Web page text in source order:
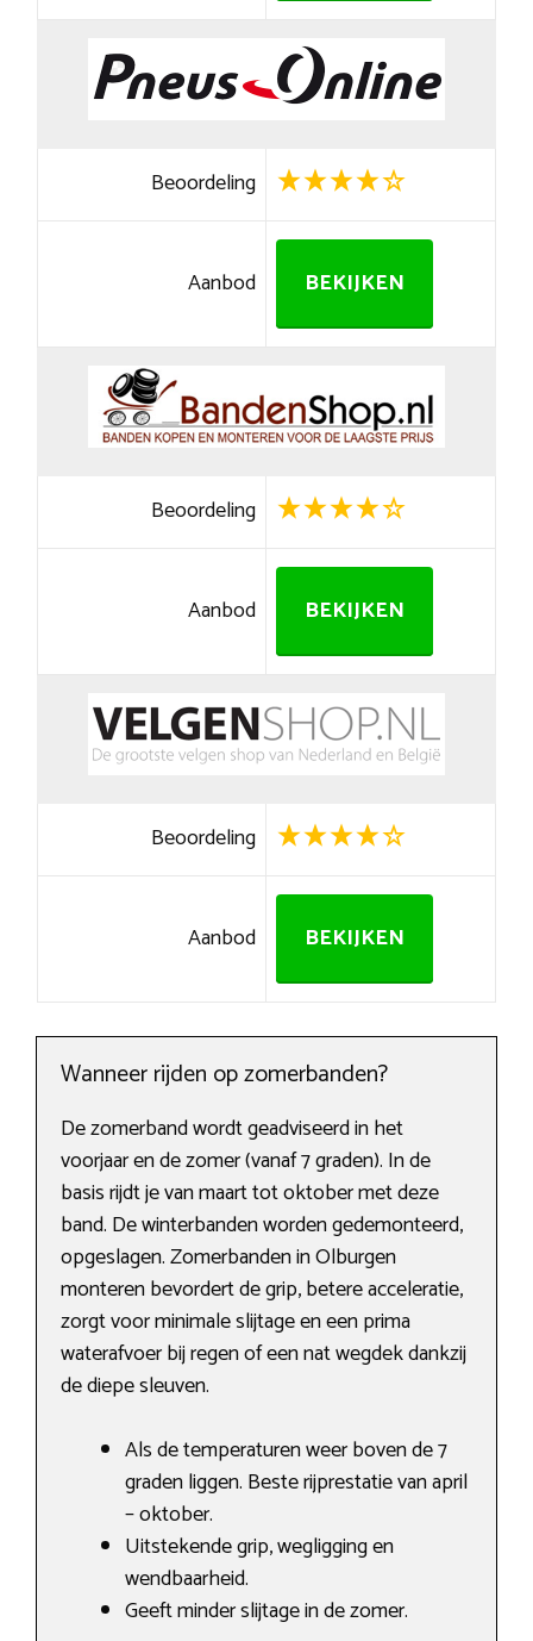
Beoordeling
Aanbod BEKIJKEN
Beoordeling
Aanbod BEKIJKEN
Beoordeling
Aanbod BEKIJKEN
Wanneer rijden op zomerbanden?
De zomerband wordt geadviseerd in het
voorjaar en de zomer (vanaf 7 graden). In de
basis rijdt je van maart tot oktober met deze
band. De winterbanden worden gedemonteerd,
opgeslagen. Zomerbanden in Olburgen
monteren bevordert de grip, betere acceleratie,
zorgt voor minimale slijtage en een prima
waterafvoer bij regen of een nat wegdek dankzij
de diepe sleuven.
Als de temperaturen weer boven de 7
graden liggen. Beste rijprestatie van april
– oktober.
Uitstekende grip, wegligging en
wendbaarheid.
Geeft minder slijtage in de zomer.